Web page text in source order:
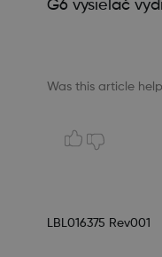
G6 vysielač
Was this article
LBL016375 Rev001